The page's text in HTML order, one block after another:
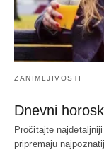
ZANIMLJIVOSTI
Dnevni
Pročitajte
pripremaju